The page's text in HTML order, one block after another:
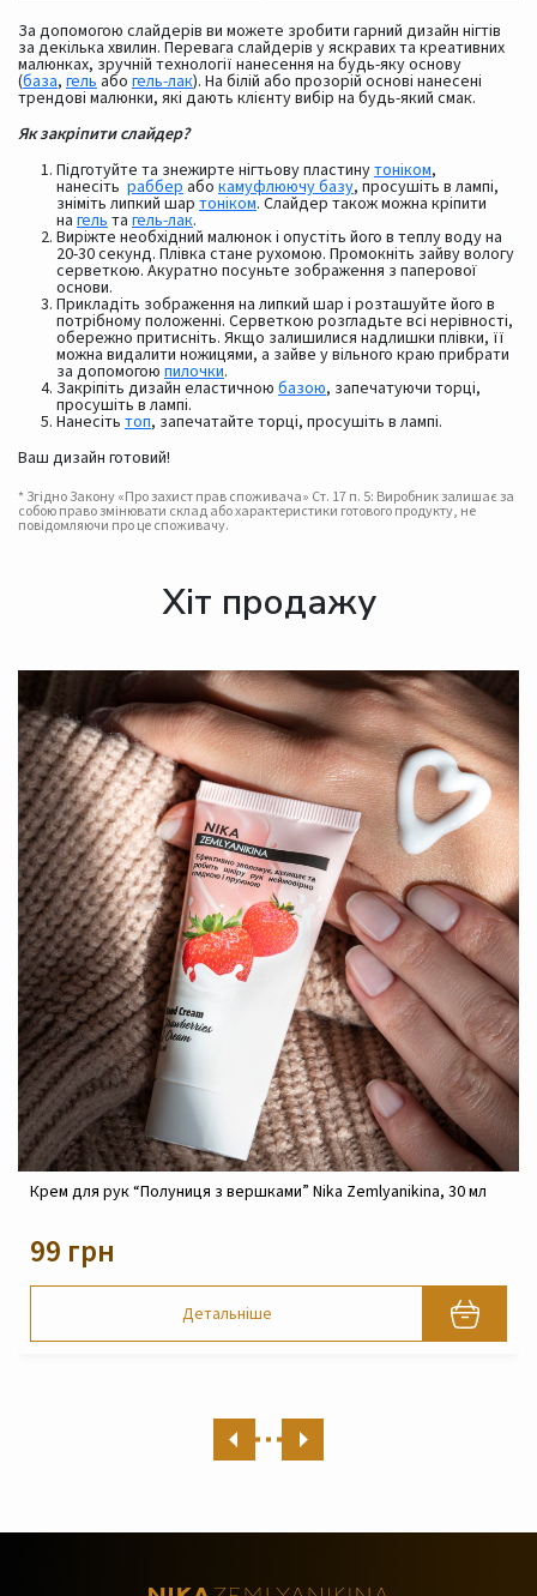
За допомогою слайдерів ви можете зробити гарний дизайн нігтів
за декілька хвилин. Перевага слайдерів у яскравих та креативних
малюнках, зручній технології нанесення на будь-яку основу
(база, гель або гель-лак). На білій або прозорій основі нанесені
трендові малюнки, які дають клієнту вибір на будь-який смак.
Як закріпити слайдер?
Підготуйте та знежирте нігтьову пластинутоніком,
нанесіть раббер або камуфлюючу базу, просушіть в лампі,
зніміть липкий шар тоніком. Слайдер також можна кріпити
на гельта гель-лак.
Виріжте необхідний малюнок і опустіть його в теплу воду на
20-30 секунд. Плівка стане рухомою. Промокніть зайву вологу
серветкою. Акуратно посуньте зображення з паперової
основи.
Прикладіть зображення на липкий шар і розташуйте його в
потрібному положенні. Серветкою розгладьте всі нерівності,
обережно притисніть. Якщо залишилися надлишки плівки, її
можна видалити ножицями, а зайве у вільного краю прибрати
за допомогою пилочки.
Закріпіть дизайн еластичною базою, запечатуючи торці,
просушіть в лампі.
Нанесіть топ, запечатайте торці, просушіть в лампі.
Ваш дизайн готовий!
* Згідно Закону «Про захист прав споживача» Ст. 17 п. 5: Виробник залишає за
собою право змінювати склад або характеристики готового продукту, не
повідомляючи про це споживачу.
Хіт продажу
Крем реконструюючий живильний для обличчя Nika
820 грн
Детальніше